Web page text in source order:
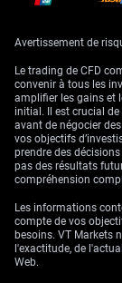
Pour les indices
durablement
entreprises,
chercherons à
prudemment
Même si le chiffre
la volatilité
demeurent. Le
d’un
pendant une
recul de la volatilité,
mouvements de
Avertissement de
Le trading de CFD
convenir à tous les
amplifier les gains et
initial. Il est crucial
avant de négocier
vos objectifs
prendre des
pas des résultats
compréhension
Les informations
compte de vos
besoins. VT Markets
l'exactitude, de
Web.